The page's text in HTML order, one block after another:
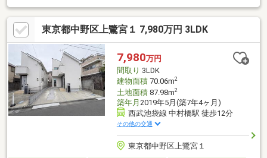
管・ガス管交換・駐車場付～周辺施設～1.スーパー まいばすけ
っと南田中1丁目店まで480m 徒歩6分2.コンビニ ファミリーマー
ト練馬南田中一丁目店まで260m 徒歩4分3.コンビニ セブンイレ
ブン練馬富士見台2丁目店まで530m 徒歩7分
東京都中野区上鷺宮１ 7,980万円 3LDK
7,980万円
間取り 3LDK
建物面積70.06m2
土地面積87.98m2
築年月 2019年5月(築7年4ヶ月)
西武池袋線 中村橋駅 徒歩12分
その他の交通
東京都中野区上鷺宮１